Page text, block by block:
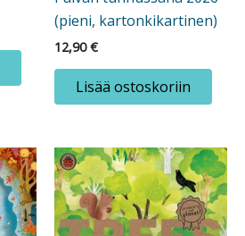
(pieni, kartonkikartinen)
12,90€
Lisää ostoskoriin